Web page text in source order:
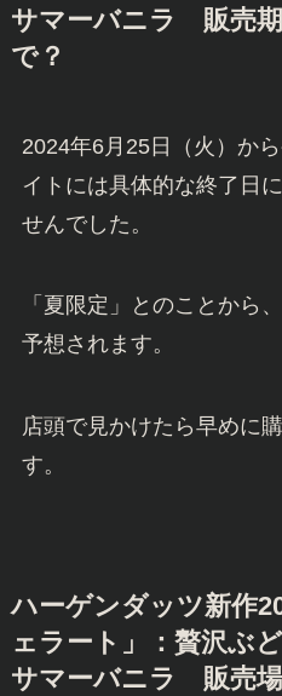
サマーバニラ 販売
で？
2024年6月25日（火）か
イトには具体的な終了日
せんでした。
「夏限定」とのことから
予想されます。
店頭で見かけたら早めに
す。
ハーゲンダッツ新作
ェラート」：贅沢ぶ
サマーバニラ 販売